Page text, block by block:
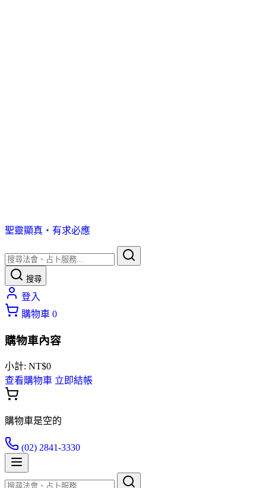
聖靈顯真・有求必應
搜尋
登入
購物車 0
購物車內容
小計: NT$0
查看購物車 立即結帳
購物車是空的
(02) 2841-3330